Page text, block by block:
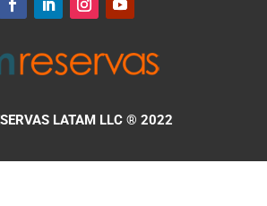
LATAM LLC ® 2022